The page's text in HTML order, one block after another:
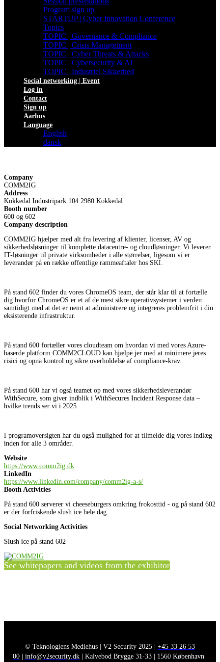
Program sign up
STARTUP | Cyber Innovation Conference
Topics
TOPIC | Governance & Compliance
TOPIC | Crisis Management
TOPIC | Cyber Threats & Attacks
TOPIC | Cybersecurity & AI
TOPIC | Industriel Sikkerhed
Social networking | Event
Log in
Contact
Sign up
Aarhus
Language
English
dansk
Company
COMM2IG
Address
Kokkedal Industripark 104 2980 Kokkedal
Booth number
600 og 602
Company description
COMM2IG hjælper med alt fra levering af klienter, licenser, AV og
sikkerhedsløsninger til komplette datacentre- og cloudløsninger. Vi leverer
IT-løsninger til private virksomheder i alle størrelser, ligesom vi er
leverandør på en række offentlige rammeaftaler hos SKI.
På stand 602 finder du vores ChromeOS team, der står klar til at fortælle
dig hvorfor ChromeOS er et af de mest sikre operativsystemer i verden
samtidigt med at det er nemt at administrere og integreres problemfrit i din
eksisterende infrastruktur.
På stand 600 fortæller vores cloudteam om hvordan vi med vores Azure-
baserde platform COMM2CLOUD kan hjælpe jer med at minimere jeres
risici og opnå kontrol og sikre overholdelse af compliance-krav.
På stand 600 har vi også teamet op med vores sikkerhedsleverandør
WithSecure, som giver indblik i WithSecures Incident Response data –
hvilke trends ser vi i 2025.
I programoversigten har du også mulighed for at tilmelde dig vores indlæg
inden for alle 3 områder.
Website
https://www.comm2ig.dk
LinkedIn
https://www.linkedin.com/company/comm2ig-a-s/
Booth Activities
På stand 600 serverer vi cheeseburgers omkring frokosttid - og på stand 602
er der forfriskende slush ice hele dag.
Social Networking Activities
Slush ice på stand 602
See whitepapers and videos from the exhibitor
© Teknologiens Mediehus | V2 Security 2025 | +45 33 26 53
00| info@v2security.dk| Kalvebod Brygge 31-33 | 1560 København |